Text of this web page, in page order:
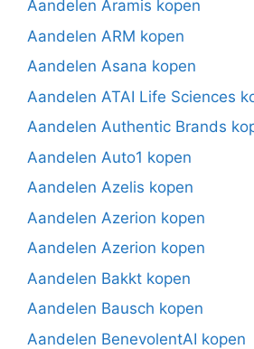
Aandelen Aramis kopen
Aandelen ARM kopen
Aandelen Asana kopen
Aandelen ATAI Life Sciences
Aandelen Authentic Brands
Aandelen Auto1 kopen
Aandelen Azelis kopen
Aandelen Azerion kopen
Aandelen Azerion kopen
Aandelen Bakkt kopen
Aandelen Bausch kopen
Aandelen BenevolentAI kopen